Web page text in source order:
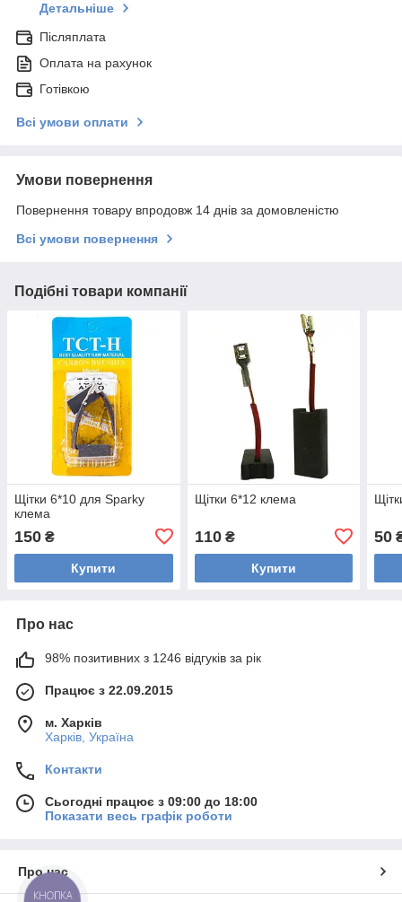
Детальніше
Післяплата
Оплата на рахунок
Готівкою
Всі умови оплати
Умови повернення
Повернення товару впродовж 14 днів за домовленістю
Всі умови повернення
Подібні товари компанії
Щітки 6*10 для Sparky
клема
150 ₴
Купити
Щітки 6*12 клема
110₴
Купити
50
Про нас
98% позитивних з 1246 відгуків за рік
Працює з 22.09.2015
м. Харків
Харків, Україна
Контакти
Сьогодні працює з 09:00 до 18:00
Показати весь графік роботи
Про нас
КНОПКА